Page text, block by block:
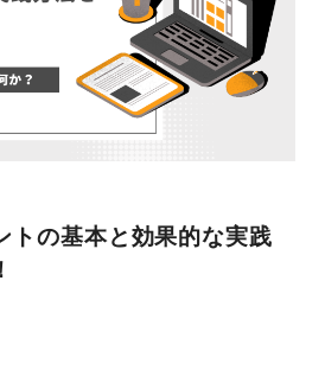
トの基本と効果的な実践